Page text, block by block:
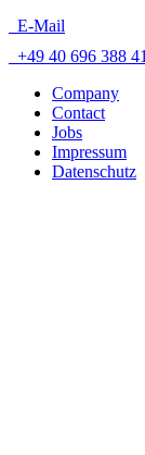
E-Mail
+49 40 696 388
Company
Contact
Jobs
Impressum
Datenschutz